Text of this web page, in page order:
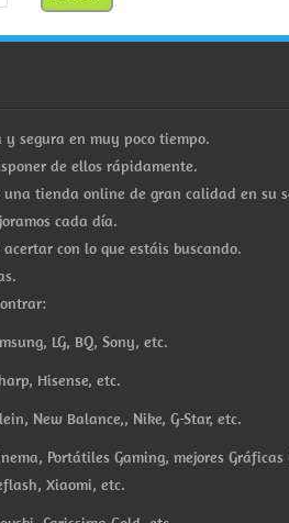
segura en muy poco tiempo.
de ellos rápidamente.
tienda online de gran calidad en su
cada día.
con lo que estáis buscando.
LG, BQ, Sony, etc.
Hisense, etc.
New Balance,, Nike, G-Star, etc.
Portátiles Gaming, mejores
Xiaomi, etc.